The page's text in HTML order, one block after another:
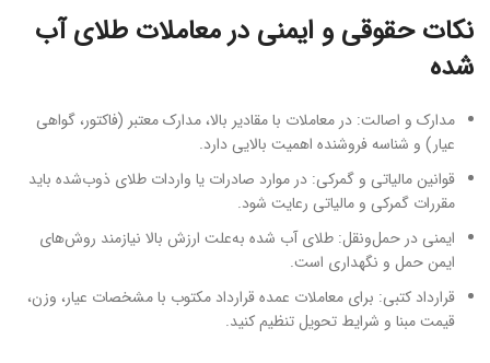
نکات حقوقی و ایمنی در معاملات طلای آب
شده
مدارک و اصالت: در معاملات با مقادیر بالا، مدارک معتبر (فاکتور، گواهی
عیار) و شناسه فروشنده اهمیت بالایی دارد.
قوانین مالیاتی و گمرکی: در موارد صادرات یا واردات طلای ذوب‌شده باید
مقررات گمرکی و مالیاتی رعایت شود.
ایمنی در حمل‌ونقل: طلای آب شده به‌علت ارزش بالا نیازمند روش‌های
ایمن حمل و نگهداری است.
قرارداد کتبی: برای معاملات عمده قرارداد مکتوب با مشخصات عیار، وزن،
قیمت مبنا و شرایط تحویل تنظیم کنید.